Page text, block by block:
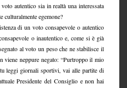
autentico sia in realtà una interessata
culturalmente egemone?
di un voto consapevole o autentico
o inautentico e, come si è già
al voto un peso che ne stabilisce il
viene neppure negato: “Purtroppo il mio
leggi giornali sportivi, vai alle partite di
Presidente del Consiglio e non hai